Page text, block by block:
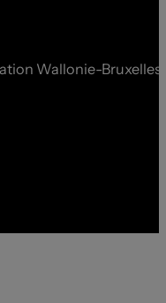
Wallonie-